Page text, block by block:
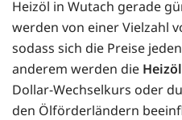
Heizöl in Wutach gerade
werden von einer Vielzahl
sodass sich die Preise
anderem werden die
Dollar-Wechselkurs oder
den Ölförderländern